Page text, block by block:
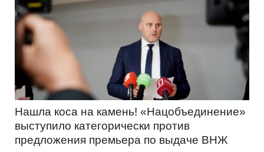
Нашла коса на камень! «Нацобъединение»
выступило категорически против
предложения премьера по выдаче ВНЖ